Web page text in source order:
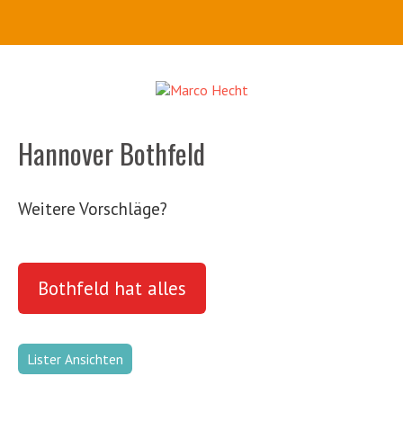
Hannover Bothfeld
Weitere Vorschläge?
Bothfeld hat alles
Lister Ansichten